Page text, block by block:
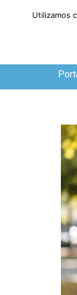
Utilizamos